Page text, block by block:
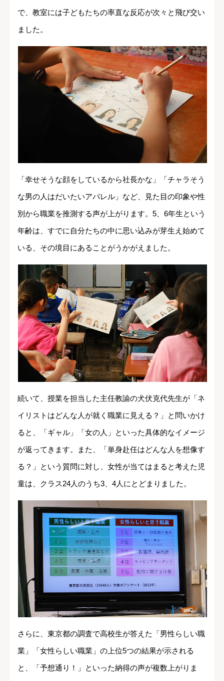
で、教室には子どもたちの率直な反応が次々と飛び交い
ました。
「幸せそうな顔をしているから社長かな」「チャラそう
な男の人はだいたいアパレル」など、見た目の印象や性
別から職業を推測する声が上がります。5、6年生という
年齢は、すでに自分たちの中に思い込みが芽生え始めて
いる、その境目にあることがうかがえました。
続いて、授業を担当した主任教諭の犬伏克代先生が「ネ
イリストはどんな人が就く職業に見える？」と問いかけ
ると、「ギャル」「女の人」といった具体的なイメージ
が返ってきます。また、「単身赴任はどんな人を想像す
る？」という質問に対し、女性が当てはまると考えた児
童は、クラス24人のうち3、4人にとどまりました。
さらに、東京都の調査で高校生が答えた「男性らしい職
業」「女性らしい職業」の上位5つの結果が示される
と、「予想通り！」といった納得の声が複数上がりま